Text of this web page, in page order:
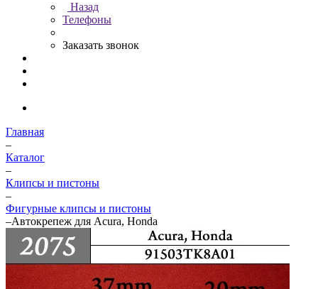
Назад
Телефоны
Заказать звонок
Главная
–
Каталог
–
Клипсы и пистоны
–
Фигурные клипсы и пистоны
–Автокрепеж для Acura, Honda